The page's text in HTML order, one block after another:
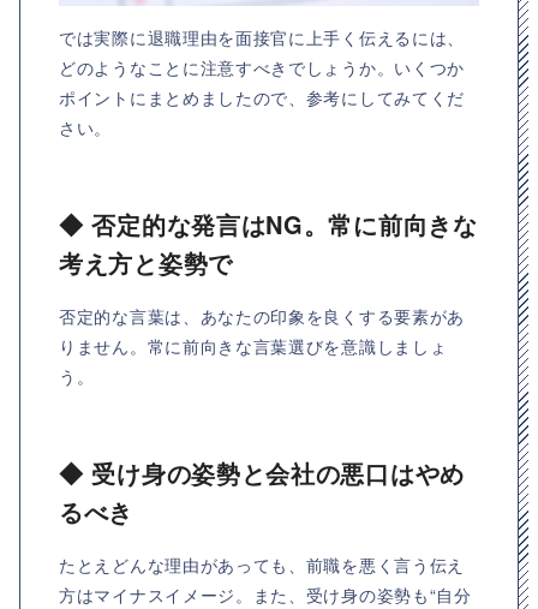
では実際に退職理由を面接官に上手く伝えるには、
どのようなことに注意すべきでしょうか。いくつか
ポイントにまとめましたので、参考にしてみてくだ
さい。
◆ 否定的な発言はNG。常に前向きな
考え方と姿勢で
否定的な言葉は、あなたの印象を良くする要素があ
りません。常に前向きな言葉選びを意識しましょ
う。
◆ 受け身の姿勢と会社の悪口はやめ
るべき
たとえどんな理由があっても、前職を悪く言う伝え
方はマイナスイメージ。また、受け身の姿勢も“自分